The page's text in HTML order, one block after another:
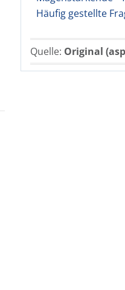
Häufig gestellte
Quelle: Original